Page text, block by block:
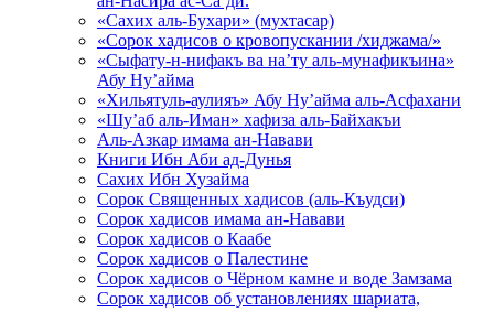
«Сахих аль-Бухари» (мухтасар)
«Сорок хадисов о кровопускании /хиджама/»
«Сыфату-н-нифакъ ва на’ту аль-мунафикъина»
Абу Ну’айма
«Хильятуль-аулияъ» Абу Ну’айма аль-Асфахани
«Шу’аб аль-Иман» хафиза аль-Байхакъи
Аль-Азкар имама ан-Навави
Книги Ибн Аби ад-Дунья
Сахих Ибн Хузайма
Сорок Священных хадисов (аль-Къудси)
Сорок хадисов имама ан-Навави
Сорок хадисов о Каабе
Сорок хадисов о Палестине
Сорок хадисов о Чёрном камне и воде Замзама
Сорок хадисов об установлениях шариата,